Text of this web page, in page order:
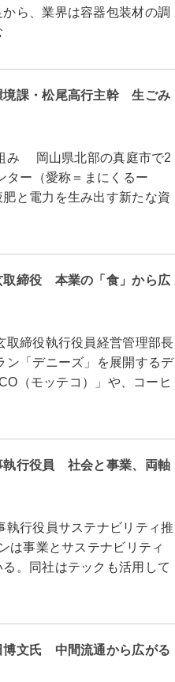
ら、業界は容器包装材の調
境課・松尾高行主幹 生ごみ
岡山県北部の真庭市で2
ター（愛称＝まにくるー
と電力を生み出す新たな資
取締役 本業の「食」から広
締役執行役員経営管理部長
「デニーズ」を展開するデ
（モッテコ）」や、コーヒ
執行役員 社会と事業、両軸
行役員サステナビリティ推
事業とサステナビリティ
。同社はテックも活用して
博文氏 中間流通から広がる